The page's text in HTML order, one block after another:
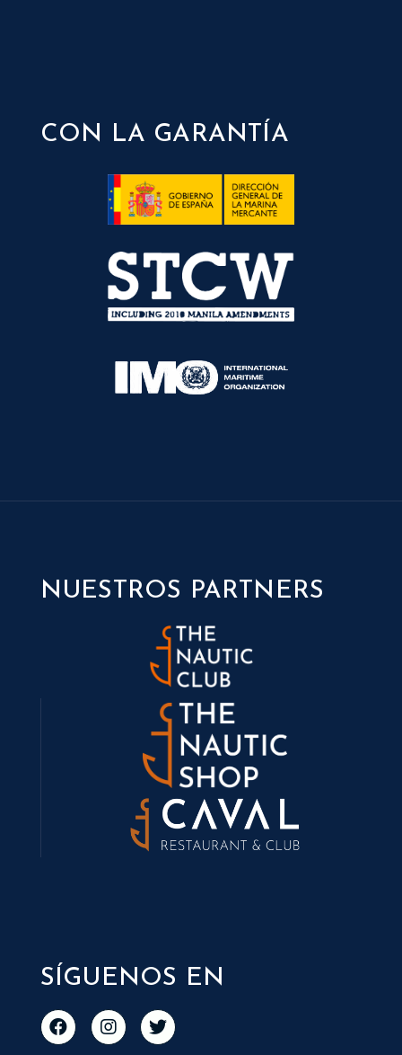
CON LA GARANTÍA
NUESTROS PARTNERS
SÍGUENOS EN